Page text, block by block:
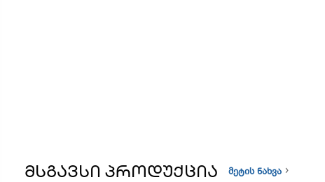
ᲛᲡᲒᲐᲕᲡᲘ ᲞᲠᲝᲓᲣᲥᲪᲘᲐ მეტის ნახვა